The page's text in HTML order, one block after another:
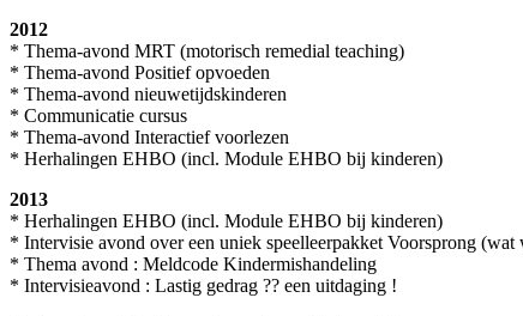
2012
* Thema-avond MRT (motorisch remedial teaching)
* Thema-avond Positief opvoeden
* Thema-avond nieuwetijdskinderen
* Communicatie cursus
* Thema-avond Interactief voorlezen
* Herhalingen EHBO (incl. Module EHBO bij kinderen)
2013
* Herhalingen EHBO (incl. Module EHBO bij kinderen)
* Intervisie avond over een uniek speelleerpakket Voorsprong
* Thema avond : Meldcode Kindermishandeling
* Intervisieavond : Lastig gedrag ?? een uitdaging !